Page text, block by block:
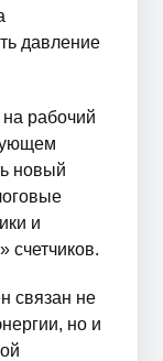
давление
рабочий
новый
и
счетчиков.
связан не
но и